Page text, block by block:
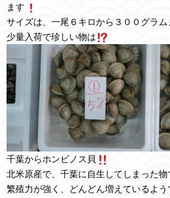
ます
サイズは、一尾６キロから３００グラム
少量入荷で珍しい物は
千葉からホンビノス貝
北米原産で、千葉に自生してしまった物
繁殖力が強く、どんどん増えているよう